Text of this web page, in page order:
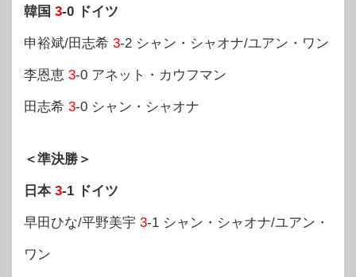
韓国 3-0 ドイツ
申裕斌/田志希 3-2 シャン・シャオナ/ユアン・ワン
李恩恵 3-0 アネット・カウフマン
田志希 3-0 シャン・シャオナ
＜準決勝＞
日本 3-1 ドイツ
早田ひな/平野美宇 3-1 シャン・シャオナ/ユアン・
ワン